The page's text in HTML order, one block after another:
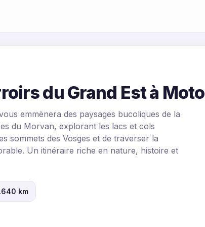
du Grand Est à Moto
emmènera des paysages bucoliques de la
du Morvan, explorant les lacs et cols
sommets des Vosges et de traverser la
Un itinéraire riche en nature, histoire et
km